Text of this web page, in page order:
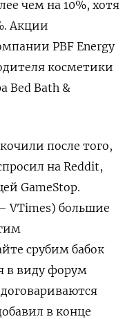
чем на 10%, хотя
Акции
PBF Energy
косметики
Bed Bath &
после того,
на Reddit,
GameStop.
VTimes) большие
срубим бабок
в виду форум
в конце